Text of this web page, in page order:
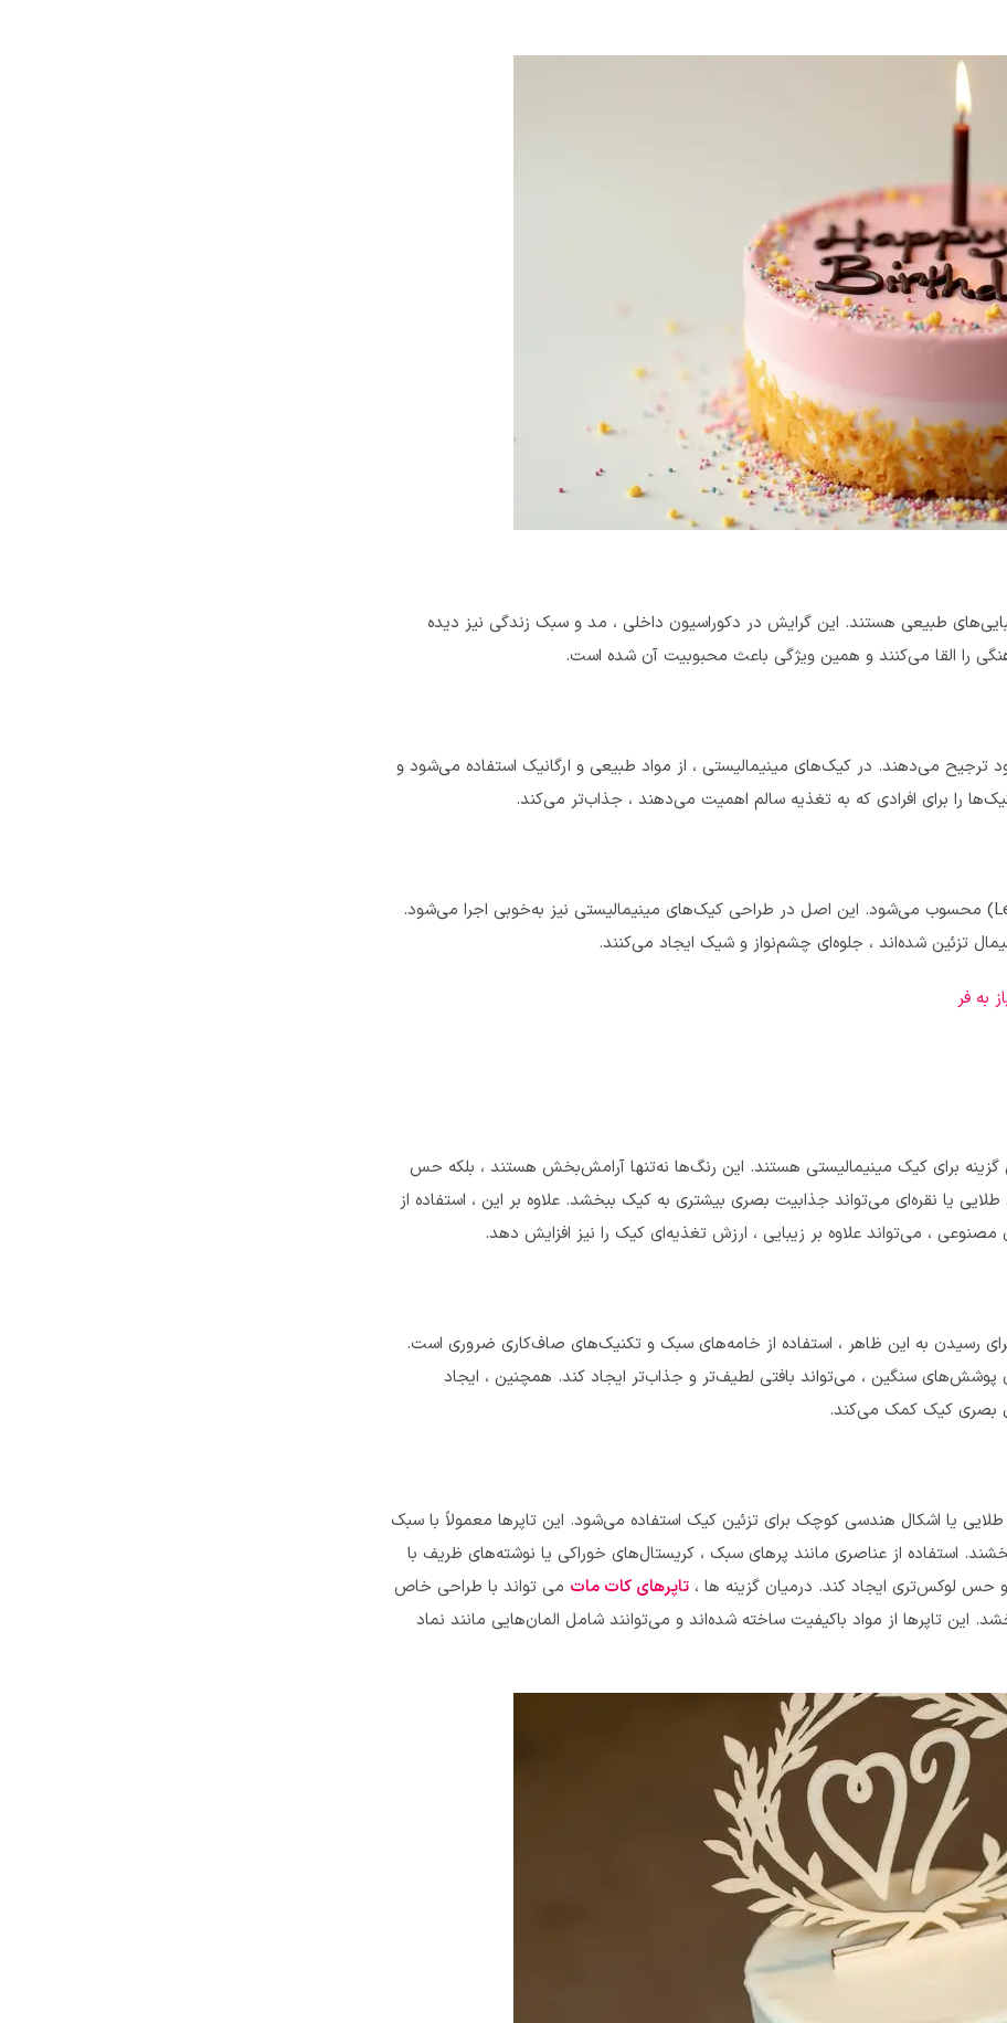
طبیعی هستند. این گرایش در دکوراسیون داخلی ، مد و سبک زندگی نیز دیده
را القا می‌کنند و همین ویژگی باعث محبوبیت آن شده است.
ترجیح می‌دهند. در کیک‌های مینیمالیستی ، از مواد طبیعی و ارگانیک استفاده می‌شود و
را برای افرادی که به تغذیه سالم اهمیت می‌دهند ، جذاب‌تر می‌کند.
یکی از اصول کلیدی مینیمالیسم ، “کمتر ، بیشتر است” (Less is More) محسوب می‌شود. این اصل در طراحی کیک‌های مینیمالیستی نیز به‌خوبی اجرا می‌شود.
تزئین شده‌اند ، جلوه‌ای چشم‌نواز و شیک ایجاد می‌کنند.
به فر
برای کیک مینیمالیستی هستند. این رنگ‌ها نه‌تنها آرامش‌بخش هستند ، بلکه حس
یا نقره‌ای می‌تواند جذابیت بصری بیشتری به کیک ببخشد. علاوه بر این ، استفاده از
، می‌تواند علاوه بر زیبایی ، ارزش تغذیه‌ای کیک را نیز افزایش دهد.
رسیدن به این ظاهر ، استفاده از خامه‌های سبک و تکنیک‌های صاف‌کاری ضروری است.
پوشش‌های سنگین ، می‌تواند بافتی لطیف‌تر و جذاب‌تر ایجاد کند. همچنین ، ایجاد
بصری کیک کمک می‌کند.
یا اشکال هندسی کوچک برای تزئین کیک استفاده می‌شود. این تاپرها معمولاً با سبک
استفاده از عناصری مانند پرهای سبک ، کریستال‌های خوراکی یا نوشته‌های ظریف با
حس لوکس‌تری ایجاد کند. درمیان گزینه ها ، تاپرهای کات مات می تواند با طراحی خاص
تاپرها از مواد باکیفیت ساخته شده‌اند و می‌توانند شامل المان‌هایی مانند نماد